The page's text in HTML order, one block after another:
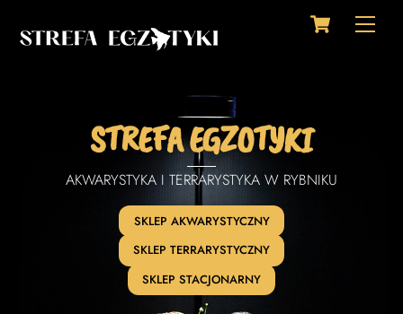
Cart
STREFA EGZOTYKI
AKWARYSTYKA I TERRARYSTYKA W RYBNIKU
SKLEP AKWARYSTYCZNY
SKLEP TERRARYSTYCZNY
SKLEP STACJONARNY